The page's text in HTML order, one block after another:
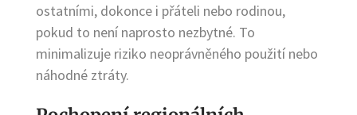
ostatními, dokonce i přáteli nebo rodinou,
pokud to není naprosto nezbytné. To
minimalizuje riziko neoprávněného použití nebo
náhodné ztráty.